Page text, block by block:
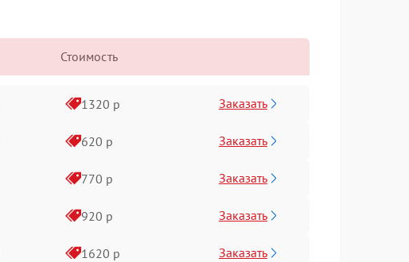
Стоимость
1320 р Заказать
620 р Заказать
770 р Заказать
920 р Заказать
1620 р Заказать